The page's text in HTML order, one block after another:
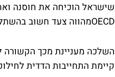
שישראל הוכיחה את חוסנה
OECDמהווה צעד חשוב בהשתלבותה של מדינת ישראל בכלכלה הגלובלית, ועל כך אנו מברכים.
השלכה מעניינת מכך הקשורה
קיימת התחייבות הדדית